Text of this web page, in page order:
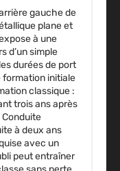
gauche de
plane et
à une
d’un simple
durées de port
formation initiale
classique :
trois ans après
Conduite
à deux ans
avec un
peut entraîner